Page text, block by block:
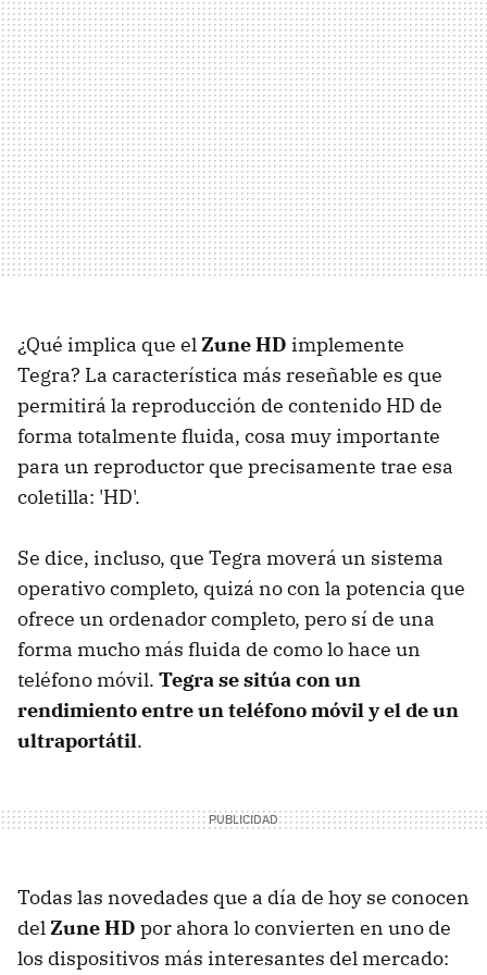
¿Qué implica que elZune HD implemente
Tegra? La característica más reseñable es que
permitirá la reproducción de contenido HD de
forma totalmente fluida, cosa muy importante
para un reproductor que precisamente trae esa
coletilla: 'HD'.
Se dice, incluso, que Tegra moverá un sistema
operativo completo, quizá no con la potencia que
ofrece un ordenador completo, pero sí de una
forma mucho más fluida de como lo hace un
teléfono móvil. Tegra se sitúa con un
rendimiento entre un teléfono móvil y el de un
ultraportátil.
Todas las novedades que a día de hoy se conocen
delZune HD por ahora lo convierten en uno de
los dispositivos más interesantes del mercado: